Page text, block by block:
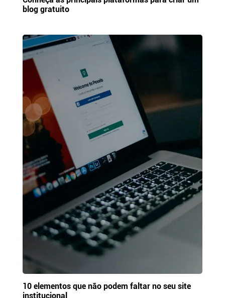
blog gratuito
10 elementos que não podem faltar no seu site
institucional